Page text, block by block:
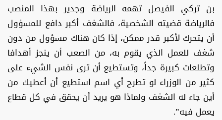
بن تركي الفيصل تهمه الرياضة وجدير بهذا المنصب
فالرياضة قضيته الشخصية، فالشغف أكبر دافع للمسؤول
أن يتحرك لأكبر قدر ممكن، إذا كان هناك مسؤول من دون
شغف للعمل الذي يقوم به، من الصعب أن ينجز أهدافا
وتطلعات كبيرة جداً، وتستطيع أن ترى نفس الشيء على
كثير من الوزراء لو تطرح أي اسم استطيع أن أعطيك من
أين جاء له الشغف ولماذا هو يريد أن يحقق في كل قطاع
يعمل فيه”.